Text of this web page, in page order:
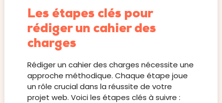
Les étapes clés pour
rédiger un cahier des
charges
Rédiger un cahier des charges nécessite une
approche méthodique. Chaque étape joue
un rôle crucial dans la réussite de votre
projet web. Voici les étapes clés à suivre :